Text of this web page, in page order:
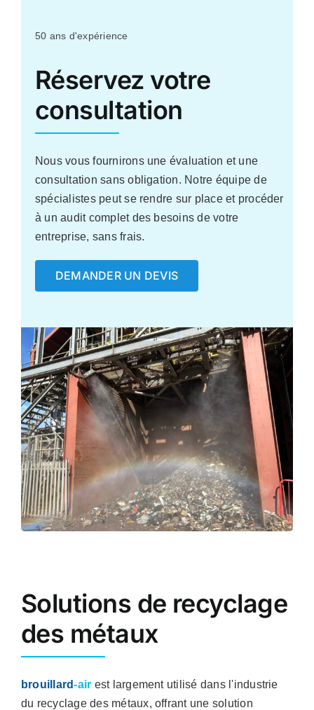
Ressources
Nous contacter
50 ans d'expérience
Réservez votre
consultation
Nous vous fournirons une évaluation et une
consultation sans obligation. Notre équipe de
spécialistes peut se rendre sur place et procéder
à un audit complet des besoins de votre
entreprise, sans frais.
DEMANDER UN DEVIS
Solutions de recyclage
des métaux
brouillard-air est largement utilisé dans l'industrie
du recyclage des métaux, offrant une solution